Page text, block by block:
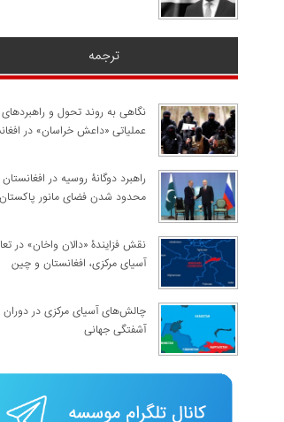
ترجمه
نگاهی به روند تحول و راهبردهای
عملیاتی «داعش خراسان» در
راهبرد دوگانۀ روسیه در
محدود شدن فضای مانور پاکستان
نقش فزایندۀ «دالان واخان» در
آسیای مرکزی، افغانستان و چین
چالش‌های آسیای مرکزی در دوران
آشفتگی جهانی